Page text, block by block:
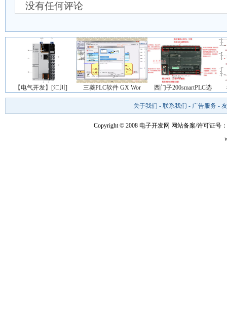
没有任何评论
【电气开发】[汇川] 三菱PLC软件 GX Wor 西门子200smartPLC选
关于我们 - 联系我们 - 广告服务 -
Copyright © 2008 电子开发网 网站备案/许可证号